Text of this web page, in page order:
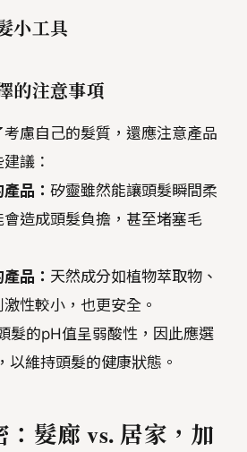
小工具
的注意事項
慮自己的髮質，還應注意產品
議：
品： 矽靈雖然能讓頭髮瞬間柔
造成頭髮負擔，甚至堵塞毛
品： 天然成分如植物萃取物、
性較小，也更安全。
髮的pH值呈弱酸性，因此應選
以維持頭髮的健康狀態。
髮廊 vs. 居家，加